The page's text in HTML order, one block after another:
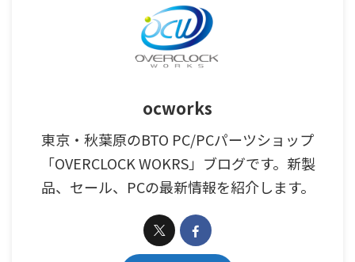
ocworks
東京・秋葉原のBTO PC/PCパーツショップ
「OVERCLOCK WOKRS」ブログです。新製
品、セール、PCの最新情報を紹介します。